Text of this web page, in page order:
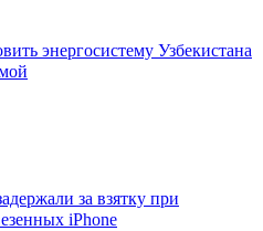
энергосистему Узбекистана
за взятку при
iPhone